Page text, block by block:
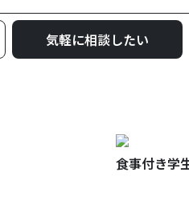
気軽に相談したい
食事付き学